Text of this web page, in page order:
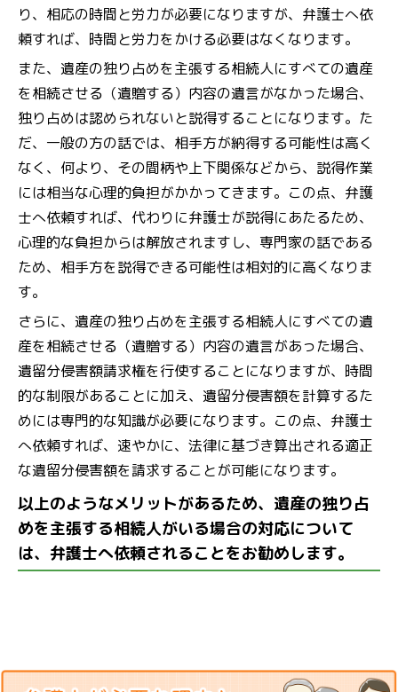
り、相応の時間と労力が必要になりますが、弁護士へ依
頼すれば、時間と労力をかける必要はなくなります。
また、遺産の独り占めを主張する相続人にすべての遺産
を相続させる（遺贈する）内容の遺言がなかった場合、
独り占めは認められないと説得することになります。た
だ、一般の方の話では、相手方が納得する可能性は高く
なく、何より、その間柄や上下関係などから、説得作業
には相当な心理的負担がかかってきます。この点、弁護
士へ依頼すれば、代わりに弁護士が説得にあたるため、
心理的な負担からは解放されますし、専門家の話である
ため、相手方を説得できる可能性は相対的に高くなりま
す。
さらに、遺産の独り占めを主張する相続人にすべての遺
産を相続させる（遺贈する）内容の遺言があった場合、
遺留分侵害額請求権を行使することになりますが、時間
的な制限があることに加え、遺留分侵害額を計算するた
めには専門的な知識が必要になります。この点、弁護士
へ依頼すれば、速やかに、法律に基づき算出される適正
な遺留分侵害額を請求することが可能になります。
以上のようなメリットがあるため、遺産の独り占
めを主張する相続人がいる場合の対応について
は、弁護士へ依頼されることをお勧めします。